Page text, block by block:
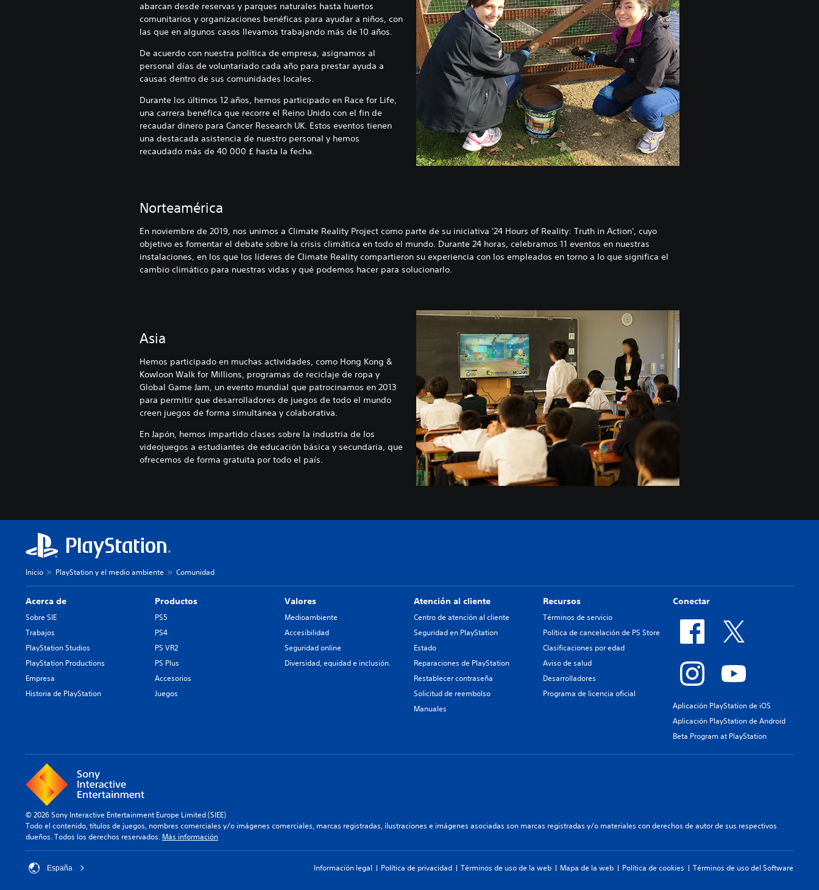
abarcan desde reservas y parques naturales hasta huertos
comunitarios y organizaciones benéficas para ayudar a niños, con
las que en algunos casos llevamos trabajando más de 10 años.
De acuerdo con nuestra política de empresa, asignamos al
personal días de voluntariado cada año para prestar ayuda a
causas dentro de sus comunidades locales.
Durante los últimos 12 años, hemos participado en Race for Life,
una carrera benéfica que recorre el Reino Unido con el fin de
recaudar dinero para Cancer Research UK. Estos eventos tienen
una destacada asistencia de nuestro personal y hemos
recaudado más de 40 000 £ hasta la fecha.
Norteamérica
En noviembre de 2019, nos unimos a Climate Reality Project como parte de su iniciativa '24 Hours of Reality: Truth in Action', cuyo
objetivo es fomentar el debate sobre la crisis climática en todo el mundo. Durante 24 horas, celebramos 11 eventos en nuestras
instalaciones, en los que los líderes de Climate Reality compartieron su experiencia con los empleados en torno a lo que significa el
cambio climático para nuestras vidas y qué podemos hacer para solucionarlo.
Asia
Hemos participado en muchas actividades, como Hong Kong &
Kowloon Walk for Millions, programas de reciclaje de ropa y
Global Game Jam, un evento mundial que patrocinamos en 2013
para permitir que desarrolladores de juegos de todo el mundo
creen juegos de forma simultánea y colaborativa.
En Japón, hemos impartido clases sobre la industria de los
videojuegos a estudiantes de educación básica y secundaria, que
ofrecemos de forma gratuita por todo el país.
Inicio PlayStation y el medio ambiente Comunidad
Acerca de
Sobre SIE
Trabajos
PlayStation Studios
PlayStation Productions
Empresa
Historia de PlayStation
Productos
PS5
PS4
PS VR2
PS Plus
Accesorios
Juegos
Valores
Medioambiente
Accesibilidad
Seguridad online
Diversidad, equidad e inclusión.
Atención al cliente
Centro de atención al cliente
Seguridad en PlayStation
Estado
Reparaciones de PlayStation
Restablecer contraseña
Solicitud de reembolso
Manuales
Recursos
Términos de servicio
Política de cancelación de PS Store
Clasificaciones por edad
Aviso de salud
Desarrolladores
Programa de licencia oficial
Conectar
Aplicación PlayStation de iOS
Aplicación PlayStation de Android
Beta Program at PlayStation
© 2026 Sony Interactive Entertainment Europe Limited (SIEE)
Todo el contenido, títulos de juegos, nombres comerciales y/o imágenes comerciales, marcas registradas, ilustraciones e imágenes asociadas son marcas registradas y/o materiales con derechos de autor de sus respectivos
dueños. Todos los derechos reservados. Más información
España Información legal Política de privacidad Términos de uso de la web Mapa de la web Política de cookies Términos de uso del Software